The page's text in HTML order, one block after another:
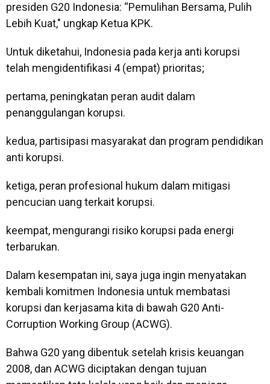
presiden G20 Indonesia: “Pemulihan Bersama, Pulih
Lebih Kuat," ungkap Ketua KPK.
Untuk diketahui, Indonesia pada kerja anti korupsi
telah mengidentifikasi 4 (empat) prioritas;
pertama, peningkatan peran audit dalam
penanggulangan korupsi.
kedua, partisipasi masyarakat dan program pendidikan
anti korupsi.
ketiga, peran profesional hukum dalam mitigasi
pencucian uang terkait korupsi.
keempat, mengurangi risiko korupsi pada energi
terbarukan.
Dalam kesempatan ini, saya juga ingin menyatakan
kembali komitmen Indonesia untuk membatasi
korupsi dan kerjasama kita di bawah G20 Anti-
Corruption Working Group (ACWG).
Bahwa G20 yang dibentuk setelah krisis keuangan
2008, dan ACWG diciptakan dengan tujuan